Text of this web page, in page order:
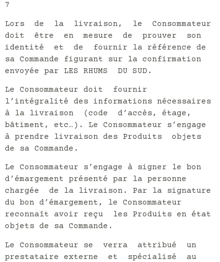
7
Lors de la livraison, le Consommateur
doit être en mesure de prouver son
identité et de fournir la référence de
sa Commande figurant sur la confirmation
envoyée par LES RHUMS DU SUD.
Le Consommateur doit fournir
l’intégralité des informations nécessaires
à la livraison (code d’accès, étage,
bâtiment, etc…). Le Consommateur s’engage
à prendre livraison des Produits objets
de sa Commande.
Le Consommateur s’engage à signer le bon
d’émargement présenté par la personne
chargée de la livraison. Par la signature
du bon d’émargement, le Consommateur
reconnaît avoir reçu les Produits en état
objets de sa Commande.
Le Consommateur se verra attribué un
prestataire externe et spécialisé au